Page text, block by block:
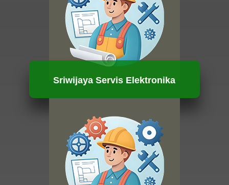
Sriwijaya Servis Elektronika
HUBUNGI KAMI